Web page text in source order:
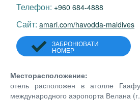
Телефон: +960 684-4888
Сайт: amari.com/havodda-maldives
ЗАБРОНЮВАТИ
НОМЕР
Месторасположение:
отель расположен в атолле
международного аэропорта Велана